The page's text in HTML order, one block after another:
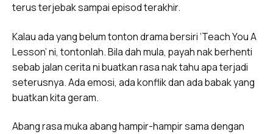
terus terjebak sampai episod terakhir.
Kalau ada yang belum tonton drama bersiri ‘Teach You A
Lesson’ ni, tontonlah. Bila dah mula, payah nak berhenti
sebab jalan cerita ni buatkan rasa nak tahu apa terjadi
seterusnya. Ada emosi, ada konflik dan ada babak yang
buatkan kita geram.
Abang rasa muka abang hampir-hampir sama dengan